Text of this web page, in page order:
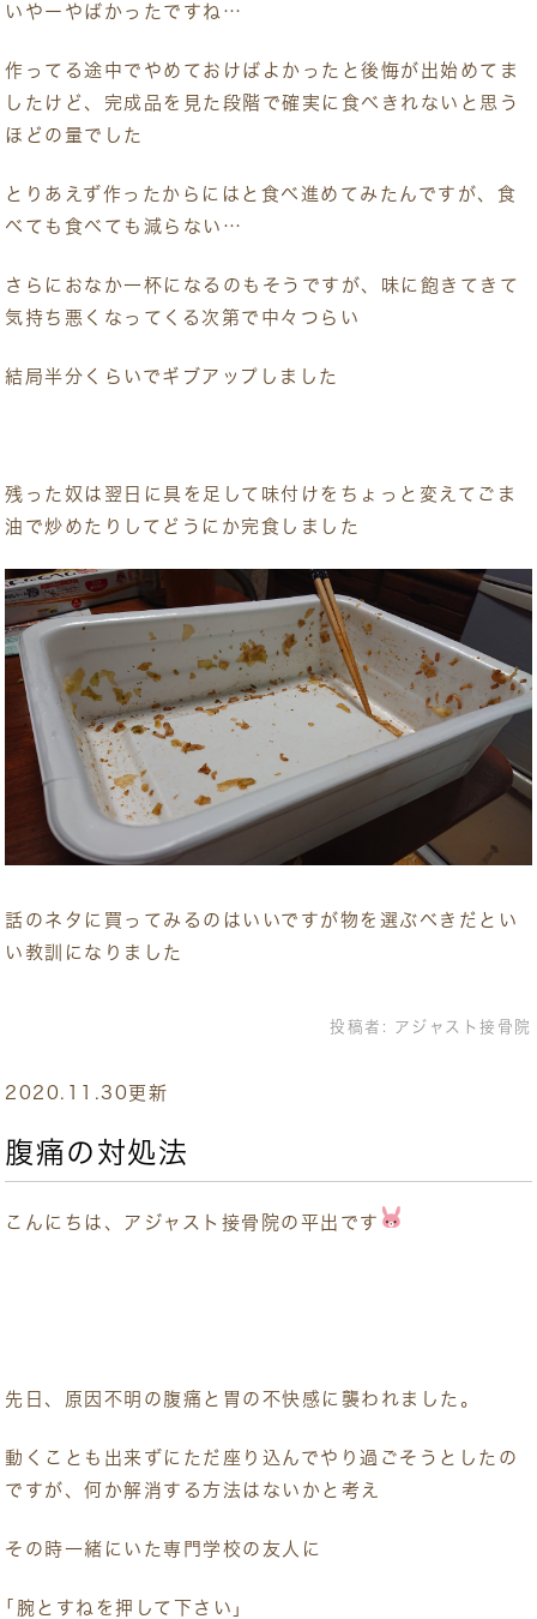
いやーやばかったですね…
作ってる途中でやめておけばよかったと後悔が出始めてま
したけど、完成品を見た段階で確実に食べきれないと思う
ほどの量でした
とりあえず作ったからにはと食べ進めてみたんですが、食
べても食べても減らない…
さらにおなか一杯になるのもそうですが、味に飽きてきて
気持ち悪くなってくる次第で中々つらい
結局半分くらいでギブアップしました
残った奴は翌日に具を足して味付けをちょっと変えてごま
油で炒めたりしてどうにか完食しました
話のネタに買ってみるのはいいですが物を選ぶべきだとい
い教訓になりました
投稿者: アジャスト接骨院
2020.11.30更新
腹痛の対処法
こんにちは、アジャスト接骨院の平出です
先日、原因不明の腹痛と胃の不快感に襲われました。
動くことも出来ずにただ座り込んでやり過ごそうとしたの
ですが、何か解消する方法はないかと考え
その時一緒にいた専門学校の友人に
｢腕とすねを押して下さい｣